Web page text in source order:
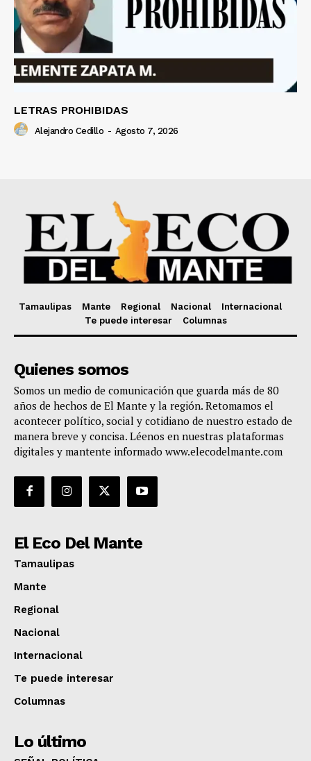
LETRAS PROHIBIDAS
Alejandro Cedillo - Agosto 7, 2026
Tamaulipas Mante Regional Nacional
Internacional
Te puede interesar
Columnas
Quienes somos
Somos un medio de comunicación que guarda más de 80
años de hechos de El Mante y la región. Retomamos el
acontecer político, social y cotidiano de nuestro estado de
manera breve y concisa. Léenos en nuestras plataformas
digitales y mantente informado www.elecodelmante.com
El Eco Del Mante
Tamaulipas
Mante
Regional
Nacional
Internacional
Te puede interesar
Columnas
Lo último